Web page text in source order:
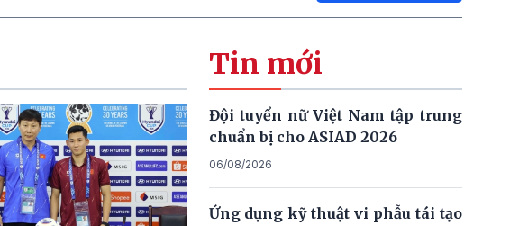
Tin mới
Đội tuyển nữ Việt Nam tập trung
chuẩn bị cho ASIAD 2026
06/08/2026
Ứng dụng kỹ thuật vi phẫu tái tạo